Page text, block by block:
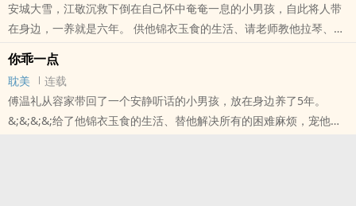
安城大雪，江敬沉救下倒在自己怀中奄奄一息的小男孩，自此将人带
在身边，一养就是六年。 供他锦衣玉食的生活、请老师教他拉琴、将
住眸..
本站提示：各位书友要是觉得《请你，溺爱我》还不错的话请不要忘
记向您QQ群和微博里的朋友推荐哦！
你乖一点
耽美
连载
傅温礼从容家带回了一个安静听话的小男孩，放在身边养了5年。
&;&;&;&;给了他锦衣玉食的生活、替他解决所有的困难麻烦，宠他惯